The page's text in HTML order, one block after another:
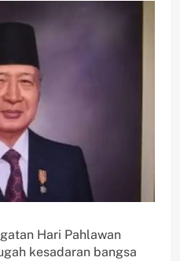
Hari Pahlawan
kesadaran bangsa